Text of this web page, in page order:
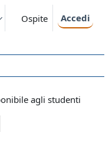
Ospite Accedi
agli studenti